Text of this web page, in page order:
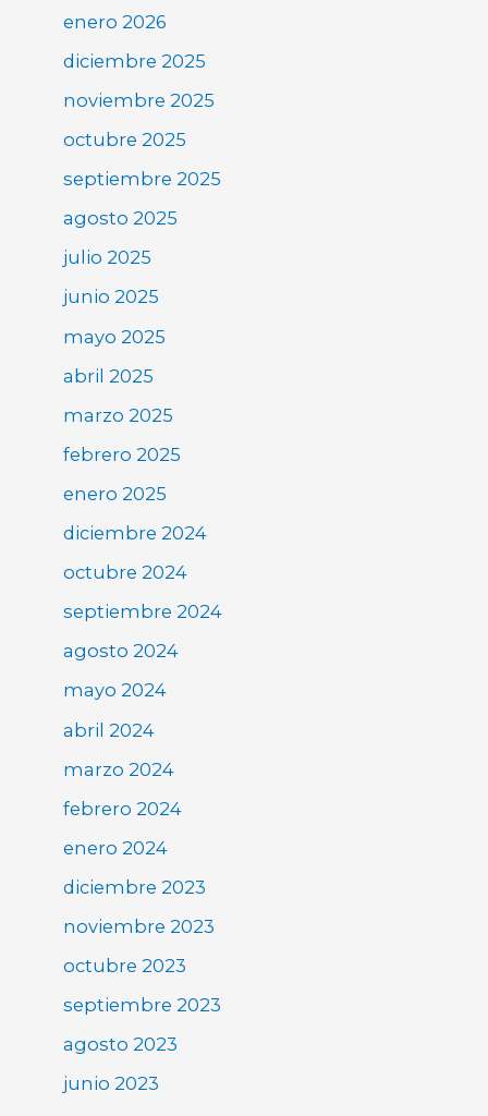
enero 2026
diciembre 2025
noviembre 2025
octubre 2025
septiembre 2025
agosto 2025
julio 2025
junio 2025
mayo 2025
abril 2025
marzo 2025
febrero 2025
enero 2025
diciembre 2024
octubre 2024
septiembre 2024
agosto 2024
mayo 2024
abril 2024
marzo 2024
febrero 2024
enero 2024
diciembre 2023
noviembre 2023
octubre 2023
septiembre 2023
agosto 2023
junio 2023